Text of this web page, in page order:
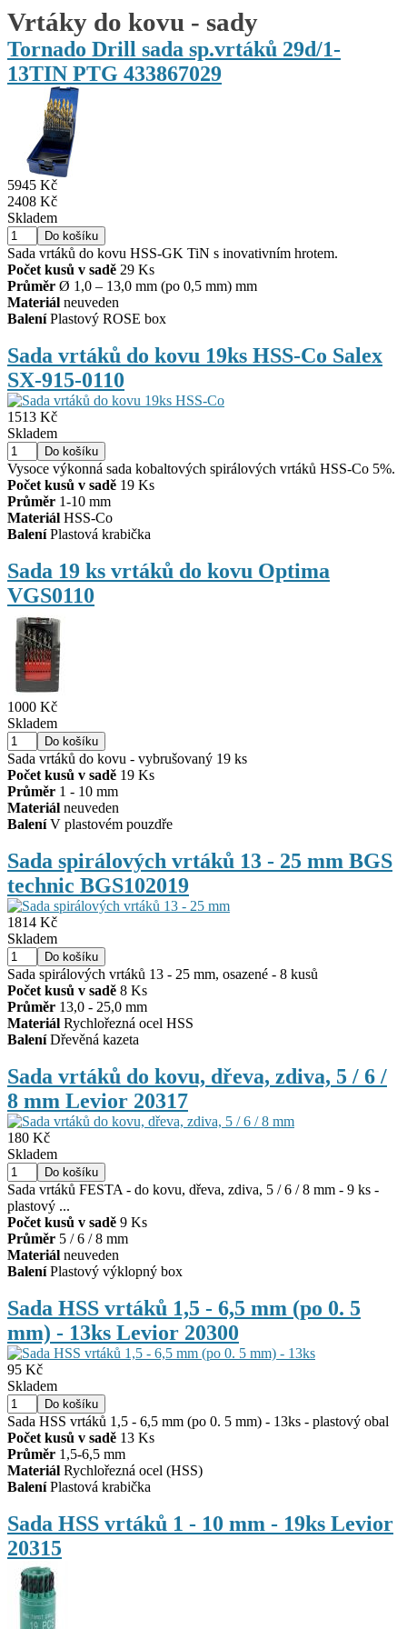
Vrtáky do kovu - sady
Tornado Drill sada sp.vrtáků 29d/1-
13TIN PTG 433867029
5945 Kč
2408 Kč
Skladem
Sada vrtáků do kovu HSS-GK TiN s inovativním hrotem.
Počet kusů v sadě 29 Ks
Průměr Ø 1,0 – 13,0 mm (po 0,5 mm) mm
Materiál neuveden
BaleníPlastový ROSE box
Sada vrtáků do kovu 19ks HSS-Co Salex
SX-915-0110
1513 Kč
Skladem
Vysoce výkonná sada kobaltových spirálových vrtáků HSS-Co 5%.
Počet kusů v sadě 19 Ks
Průměr 1-10 mm
Materiál HSS-Co
BaleníPlastová krabička
Sada 19 ks vrtáků do kovu Optima
VGS0110
1000 Kč
Skladem
Sada vrtáků do kovu - vybrušovaný 19 ks
Počet kusů v sadě 19 Ks
Průměr 1 - 10 mm
Materiál neuveden
BaleníV plastovém pouzdře
Sada spirálových vrtáků 13 - 25 mm BGS
technic BGS102019
1814 Kč
Skladem
Sada spirálových vrtáků 13 - 25 mm, osazené - 8 kusů
Počet kusů v sadě 8 Ks
Průměr 13,0 - 25,0 mm
Materiál Rychlořezná ocel HSS
BaleníDřevěná kazeta
Sada vrtáků do kovu, dřeva, zdiva, 5 / 6 /
8 mm Levior 20317
180 Kč
Skladem
Sada vrtáků FESTA - do kovu, dřeva, zdiva, 5 / 6 / 8 mm - 9 ks -
plastový ...
Počet kusů v sadě 9 Ks
Průměr 5 / 6 / 8 mm
Materiál neuveden
BaleníPlastový výklopný box
Sada HSS vrtáků 1,5 - 6,5 mm (po 0. 5
mm) - 13ks Levior 20300
95 Kč
Skladem
Sada HSS vrtáků 1,5 - 6,5 mm (po 0. 5 mm) - 13ks - plastový obal
Počet kusů v sadě 13 Ks
Průměr 1,5-6,5 mm
Materiál Rychlořezná ocel (HSS)
BaleníPlastová krabička
Sada HSS vrtáků 1 - 10 mm - 19ks Levior
20315